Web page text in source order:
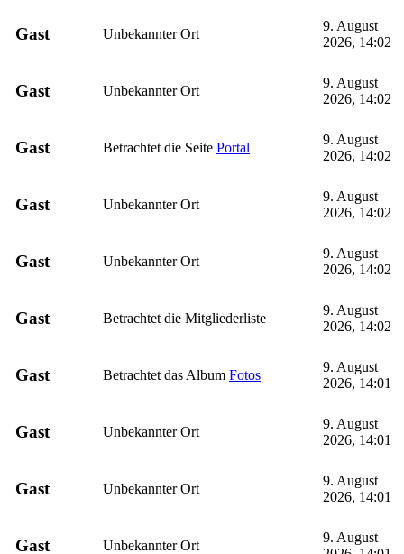
Gast Unbekannter Ort
9. August
2026, 14:02
Gast Unbekannter Ort
9. August
2026, 14:02
Gast Betrachtet die Seite Portal
9. August
2026, 14:02
Gast Unbekannter Ort
9. August
2026, 14:02
Gast Unbekannter Ort
9. August
2026, 14:02
Gast Betrachtet die Mitgliederliste
9. August
2026, 14:02
Gast Betrachtet das Album Fotos
9. August
2026, 14:01
Gast Unbekannter Ort
9. August
2026, 14:01
Gast Unbekannter Ort
9. August
2026, 14:01
Gast Unbekannter Ort
9. August